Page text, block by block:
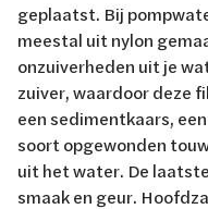
geplaatst. Bij
meestal uit nylon
onzuiverheden uit je
zuiver, waardoor deze
een sedimentkaars,
soort opgewonden
uit het water. De
smaak en geur.